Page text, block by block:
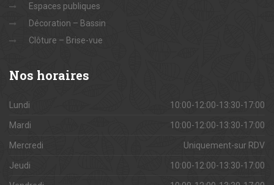
Espaces publiques
Décoration – Bassin
Clôture – Brise-vue
Nos horaires
Lundi 10:00-12:00-13:30-17:00
Mardi 10:00-12:00-13:30-17:00
Mercredi Uniquement-sur RDV
Jeudi 10:00-12:00-13:30-17:00